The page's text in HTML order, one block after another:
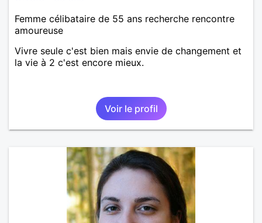
Femme célibataire de 55 ans recherche rencontre
amoureuse
Vivre seule c'est bien mais envie de changement et
la vie à 2 c'est encore mieux.
Voir le profil